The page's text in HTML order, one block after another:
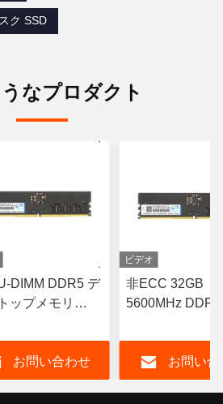
ク SSD
なプロダクト
DIMM DDR5 デ
ップメモリ
非ECC
お問い合わせ
ビデオ
非ECC 32GB
5600MHz
デクトップコン
タ用
お問い合